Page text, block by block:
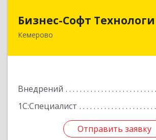
Бизнес-Софт
Кемерово
Внедрений
1С:Специалист
Отправить заявку
Бизнес-Софт
650992, Кемеровская область
Отправить заявку